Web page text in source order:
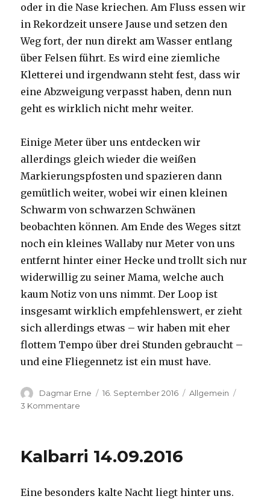
oder in die Nase kriechen. Am Fluss essen wir
in Rekordzeit unsere Jause und setzen den
Weg fort, der nun direkt am Wasser entlang
über Felsen führt. Es wird eine ziemliche
Kletterei und irgendwann steht fest, dass wir
eine Abzweigung verpasst haben, denn nun
geht es wirklich nicht mehr weiter.
Einige Meter über uns entdecken wir
allerdings gleich wieder die weißen
Markierungspfosten und spazieren dann
gemütlich weiter, wobei wir einen kleinen
Schwarm von schwarzen Schwänen
beobachten können. Am Ende des Weges sitzt
noch ein kleines Wallaby nur Meter von uns
entfernt hinter einer Hecke und trollt sich nur
widerwillig zu seiner Mama, welche auch
kaum Notiz von uns nimmt. Der Loop ist
insgesamt wirklich empfehlenswert, er zieht
sich allerdings etwas – wir haben mit eher
flottem Tempo über drei Stunden gebraucht –
und eine Fliegennetz ist ein must have.
Autor
Dagmar Erne
Veröffentlicht
16. September 2016 Kategorien
Allgemein
3 Kommentare
Kalbarri 14.09.2016
Eine besonders kalte Nacht liegt hinter uns.